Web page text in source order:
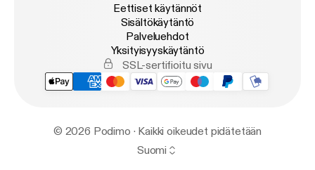
Eettiset käytännöt
Sisältökäytäntö
Palveluehdot
Yksityisyyskäytäntö
SSL-sertifioitu sivu
© 2026 Podimo · Kaikki oikeudet pidätetään
Suomi